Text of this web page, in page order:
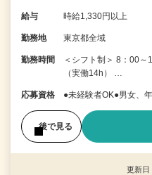
給与 時給1,330円以上
勤務地 東京都全域
勤務時間
＜シフト制＞ 8：00
（実働14h） …
応募資格 ●未経験者OK●男女、
後で見る
更新